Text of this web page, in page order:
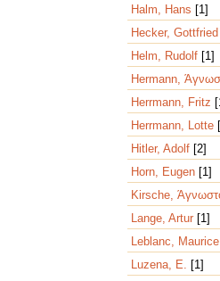
Halm, Hans [1]
Hecker, Gottfried
Helm, Rudolf [1]
Hermann,
Herrmann, Fritz
Herrmann, Lotte
Hitler, Adolf [2]
Horn, Eugen [1]
Kirsche,
Lange, Artur [1]
Leblanc, Maurice
Luzena, E. [1]